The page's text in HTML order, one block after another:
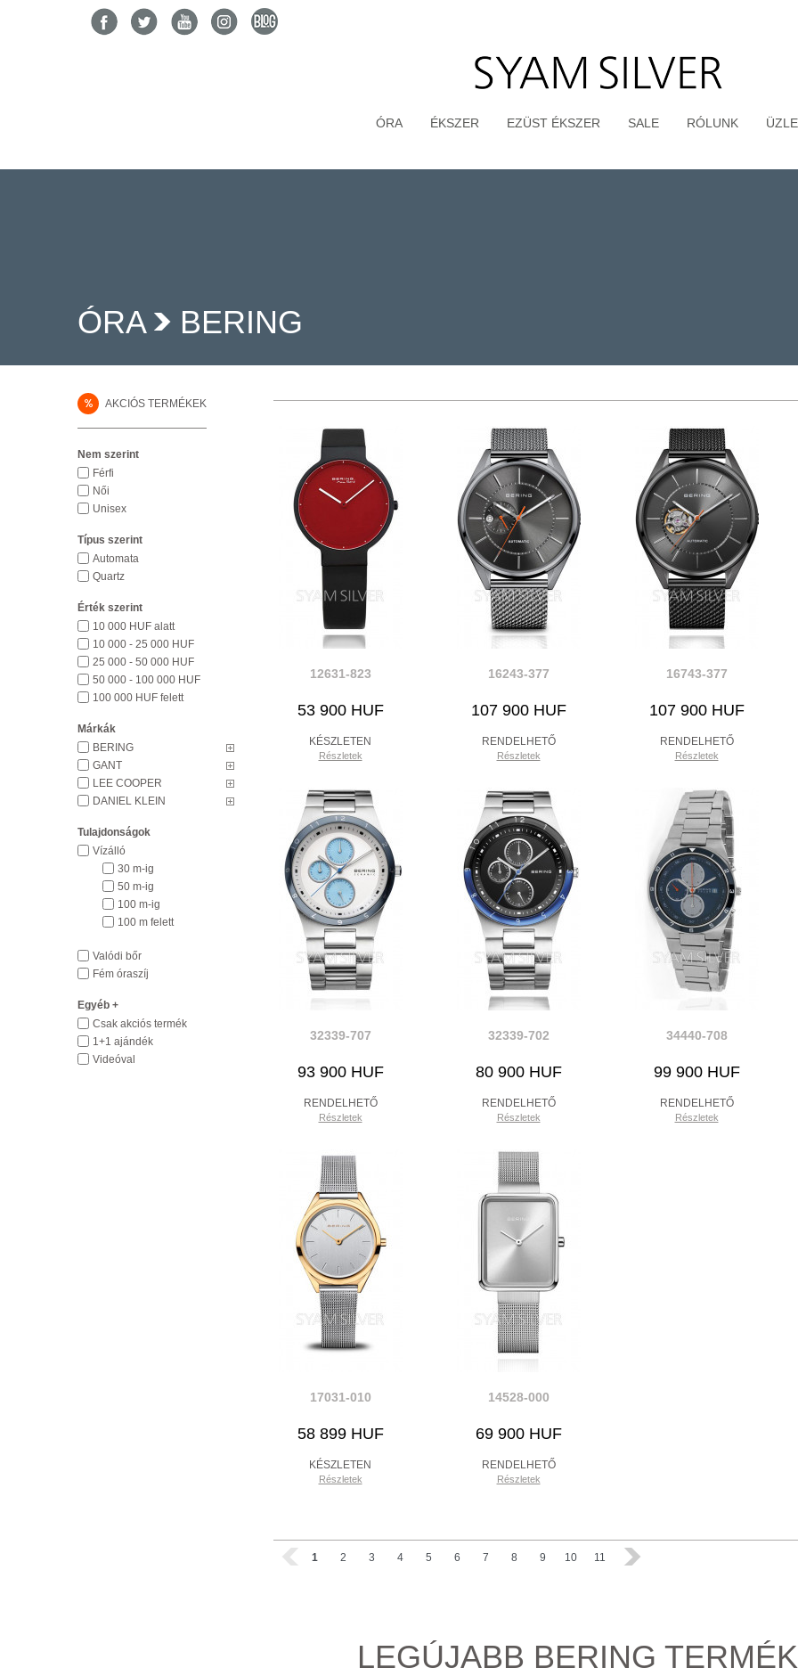
ÓRA ÉKSZER EZÜST ÉKSZER SALE RÓLUNK
ÓRA >
BERING
% AKCIÓS TERMÉKEK
Nem szerint
Férfi
Női
Unisex
Típus szerint
Automata
Quartz
Érték szerint
10 000 HUF alatt
10 000 - 25 000 HUF
25 000 - 50 000 HUF
50 000 - 100 000 HUF
100 000 HUF felett
Márkák
BERING
GANT
LEE COOPER
DANIEL KLEIN
Tulajdonságok
Vízálló
30 m-ig
50 m-ig
100 m-ig
100 m felett
Valódi bőr
Fém óraszíj
Egyéb +
Csak akciós termék
1+1 ajándék
Videóval
12631-823
53 900 HUF
KÉSZLETEN
Részletek
16243-377
107 900 HUF
RENDELHETŐ
Részletek
16743-377
107 900 HUF
RENDELHETŐ
Részletek
32339-707
93 900 HUF
RENDELHETŐ
Részletek
32339-702
80 900 HUF
RENDELHETŐ
Részletek
34440-708
99 900 HUF
RENDELHETŐ
Részletek
17031-010
58 899 HUF
KÉSZLETEN
Részletek
14528-000
69 900 HUF
RENDELHETŐ
Részletek
1 2 3 4 5 6 7 8 9 10 11
LEGÚJABB BERING